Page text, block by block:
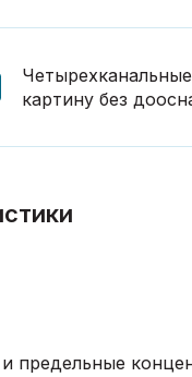
картину без